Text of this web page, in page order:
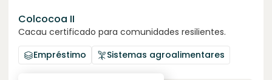
Colcocoa II
Cacau certificado para comunidades resilientes.
Empréstimo
Sistemas agroalimentares